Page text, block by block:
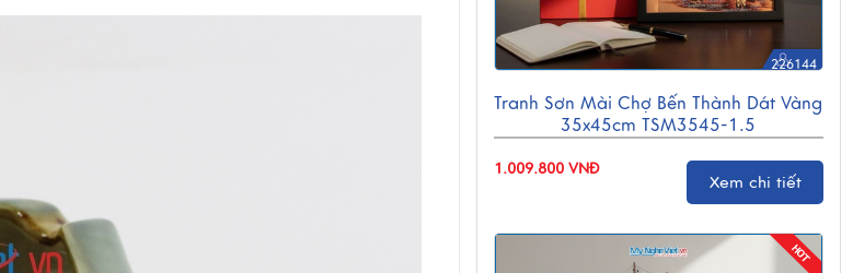
226144
Tranh Sơn Mài Chợ Bến Thành Dát Vàng
35x45cm TSM3545-1.5
1.009.800 VNĐ
Xem chi tiết